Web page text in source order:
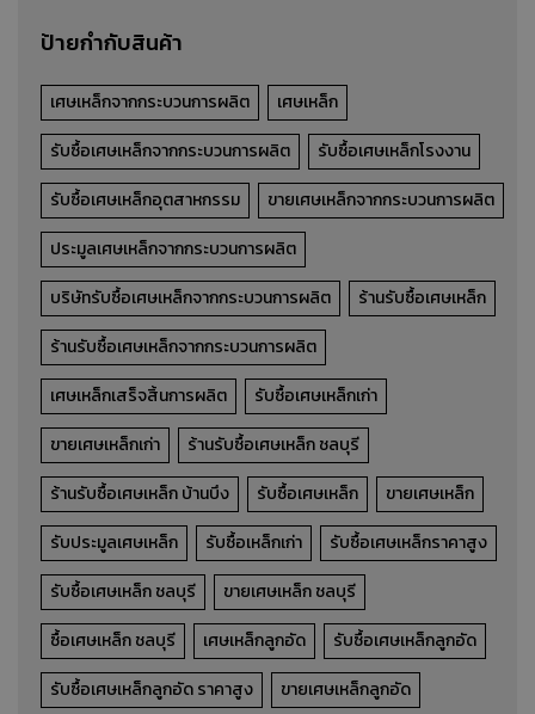
ป้ายกำกับสินค้า
เศษเหล็กจากกระบวนการผลิต
เศษเหล็ก
รับซื้อเศษเหล็กจากกระบวนการผลิต
รับซื้อเศษเหล็กโรงงาน
รับซื้อเศษเหล็กอุตสาหกรรม
ขายเศษเหล็กจากกระบวนการผลิต
ประมูลเศษเหล็กจากกระบวนการผลิต
บริษัทรับซื้อเศษเหล็กจากกระบวนการผลิต
ร้านรับซื้อเศษเหล็ก
ร้านรับซื้อเศษเหล็กจากกระบวนการผลิต
เศษเหล็กเสร็จสิ้นการผลิต
รับซื้อเศษเหล็กเก่า
ขายเศษเหล็กเก่า
ร้านรับซื้อเศษเหล็ก ชลบุรี
ร้านรับซื้อเศษเหล็ก บ้านบึง
รับซื้อเศษเหล็ก
ขายเศษเหล็ก
รับประมูลเศษเหล็ก
รับซื้อเหล็กเก่า
รับซื้อเศษเหล็กราคาสูง
รับซื้อเศษเหล็ก ชลบุรี
ขายเศษเหล็ก ชลบุรี
ซื้อเศษเหล็ก ชลบุรี
เศษเหล็กลูกอัด
รับซื้อเศษเหล็กลูกอัด
รับซื้อเศษเหล็กลูกอัด ราคาสูง
ขายเศษเหล็กลูกอัด